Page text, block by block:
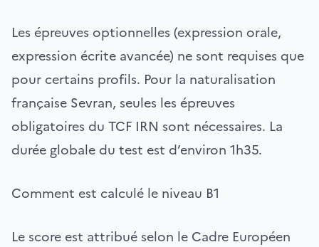
Les épreuves optionnelles (expression orale,
expression écrite avancée) ne sont requises que
pour certains profils. Pour la naturalisation
française Sevran, seules les épreuves
obligatoires du TCF IRN sont nécessaires. La
durée globale du test est d’environ 1h35.
Comment est calculé le niveau B1
Le score est attribué selon le Cadre Européen